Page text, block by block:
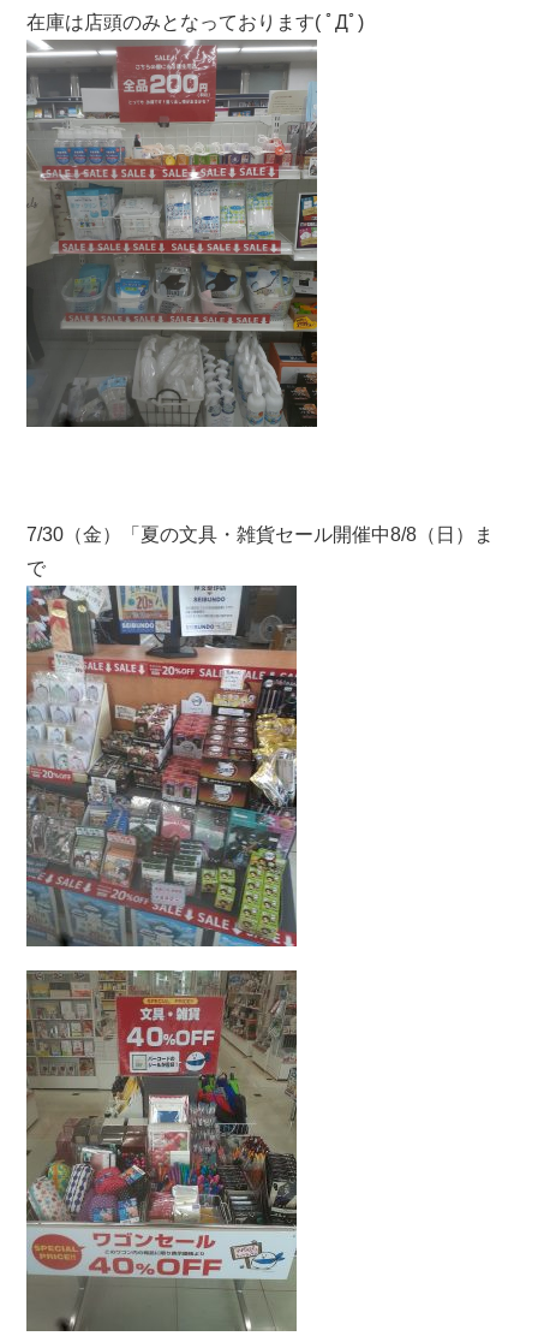
在庫は店頭のみとなっております( ﾟДﾟ)
7/30（金）「夏の文具・雑貨セール開催中8/8（日）ま
で